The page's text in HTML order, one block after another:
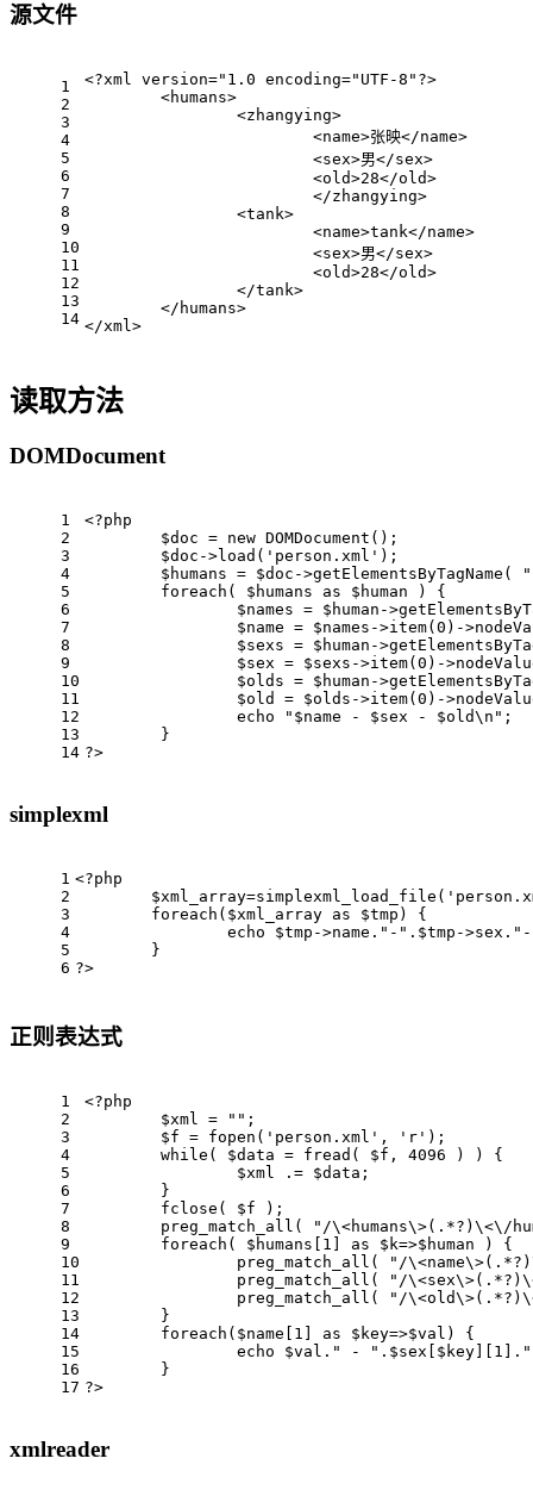
源文件
1
2
3
4
5
6
7
8
9
10
11
12
13
14
<?xml version="1.0 encoding=" UTF-8 "?>
	<humans>
		<zhangying>
			<name>张映</name>
			<sex>男</sex>
			<old>28</old>
			</zhangying>
		<tank>
			<name>tank</name>
			<sex>男</sex>
			<old>28</old>
		</tank>
	</humans>
</xml>
读取方法
DOMDocument
1
2
3
4
5
6
7
8
9
10
11
12
13
14
<?php
$doc = new DOMDocument ();
$doc ->load ( 'person.xml' );
$humans = $doc ->getElementsByTagName (
foreach ( $humans as $human
) {
$names = $human ->
$name = $names ->item(0 )-
$sexs = $human ->
$sex = $sexs ->item(0 )-
$olds = $human ->
$old = $olds ->item(0 )-
echo
" $name - $sex - $old\n" ;
	}
?>
simplexml
1
2
3
4
5
6
<?php
$xml_array=simplexml_load_file (
foreach ( $xml_array as $tmp ) {
echo
$tmp ->name. "-" . $tmp ->sex.
	}
?>
正则表达式
1
2
3
4
5
6
7
8
9
10
11
12
13
14
15
16
17
<?php
$xml = "" ;
$f = fopen ( 'person.xml' , 'r' );
while ( $data = fread ( $f , 4096 ) ) {
$xml
.= $data ;
	}
fclose ( $f
);
preg_match_all (
"/\<humans\>(.*?)\<\/
foreach ( $humans [ 1 ] as $k=>$human
) {
preg_match_all (
"/
preg_match_all (
"/
preg_match_all (
"/
	}
foreach ( $name [ 1 ] as $key=>$val ) {
echo
$val . " - " . $sex [ $key][ 1 ].
	}
?>
xmlreader